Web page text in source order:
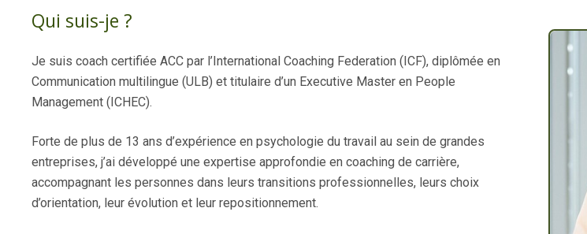
Qui suis-je ?
Je suis coach certifiée ACC par l’International Coaching Federation (ICF), diplômée en
Communication multilingue (ULB) et titulaire d’un Executive Master en People
Management (ICHEC).
Forte de plus de 13 ans d’expérience en psychologie du travail au sein de grandes
entreprises, j’ai développé une expertise approfondie en coaching de carrière,
accompagnant les personnes dans leurs transitions professionnelles, leurs choix
d’orientation, leur évolution et leur repositionnement.